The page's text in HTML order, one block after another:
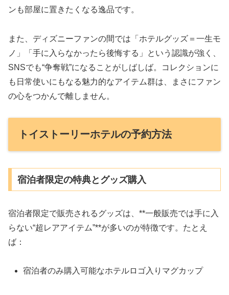
ンも部屋に置きたくなる逸品です。
また、ディズニーファンの間では「ホテルグッズ＝一生モ
ノ」「手に入らなかったら後悔する」という認識が強く、
SNSでも“争奪戦”になることがしばしば。コレクションに
も日常使いにもなる魅力的なアイテム群は、まさにファン
の心をつかんで離しません。
トイストーリーホテルの予約方法
宿泊者限定の特典とグッズ購入
宿泊者限定で販売されるグッズは、**一般販売では手に入
らない“超レアアイテム”**が多いのが特徴です。たとえ
ば：
宿泊者のみ購入可能なホテルロゴ入りマグカップ